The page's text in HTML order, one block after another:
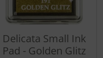
Delicata Small Ink
Pad - Golden Glitz